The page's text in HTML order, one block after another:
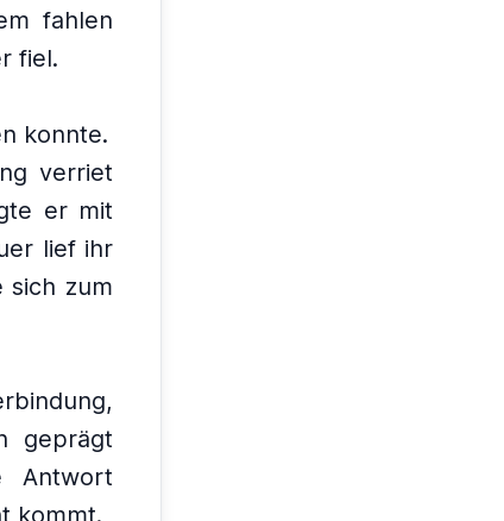
fahlen
fiel.
konnte.
verriet
er mit
lief ihr
sich zum
geprägt
Antwort
kommt.